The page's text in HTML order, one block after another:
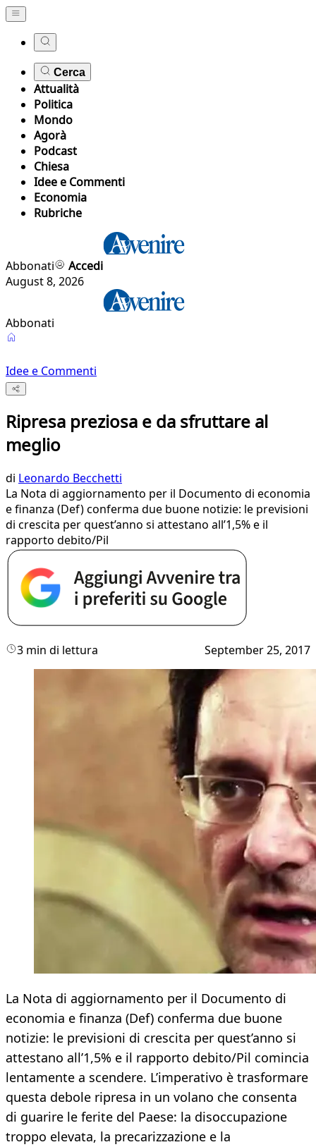
Cerca
Attualità
Politica
Mondo
Agorà
Podcast
Chiesa
Idee e Commenti
Economia
Rubriche
Abbonati
Accedi
August 8, 2026
Abbonati
Idee e Commenti
Ripresa preziosa e da sfruttare al
meglio
di Leonardo Becchetti
La Nota di aggiornamento per il Documento di economia
e finanza (Def) conferma due buone notizie: le previsioni
di crescita per quest’anno si attestano all’1,5% e il
rapporto debito/Pil
3 min di lettura September 25, 2017
La Nota di aggiornamento per il Documento di
economia e finanza (Def) conferma due buone
notizie: le previsioni di crescita per quest’anno si
attestano all’1,5% e il rapporto debito/Pil comincia
lentamente a scendere. L’imperativo è trasformare
questa debole ripresa in un volano che consenta
di guarire le ferite del Paese: la disoccupazione
troppo elevata, la precarizzazione e la